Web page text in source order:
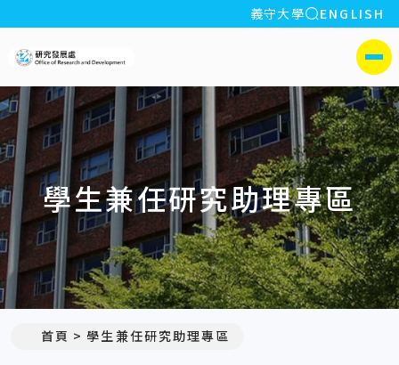
:::
義守大學 全站搜索
ENGLISH
側選單
學生兼任研究助理專區
首頁 學生兼任研究助理專區